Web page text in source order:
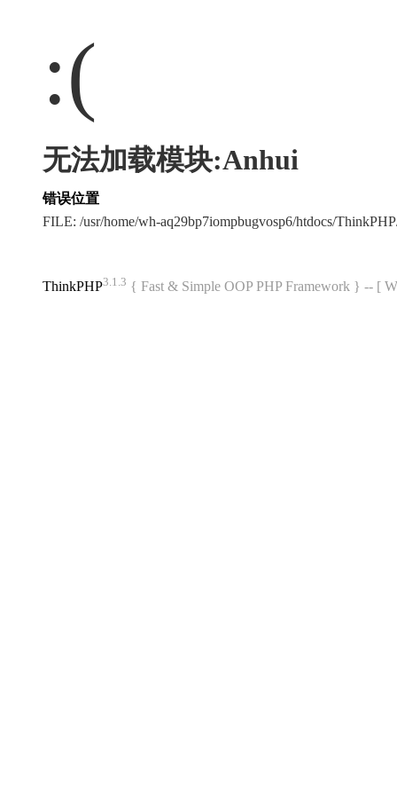
:(
无法加载模块:Anhui
错误位置
FILE: /usr/home/wh-aq29bp7iompbugvosp6/htdocs/
ThinkPHP3.1.3 { Fast & Simple OOP PHP Framework } -- [